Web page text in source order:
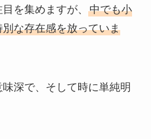
を集めますが、 中でも小
な存在感を放っていま
深で、そして時に単純明